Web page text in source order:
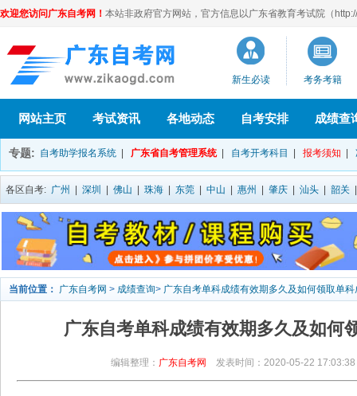
欢迎您访问广东自考网！ 本站非政府官方网站，官方信息以广东省教育考试院（
新生必读 考务考籍
网站主页 考试资讯 各地动态 自考安排 成绩查
专题: 自考助学报名系统 广东省自考管理系统 自考开考科目 报考须知
各区自考: 广州 深圳 佛山 珠海 东莞 中山 惠州 肇庆 汕头 韶关
当前位置： 广东自考网 > 成绩查询> 广东自考单科成绩有效期多久及如何领取单
广东自考单科成绩有效期多久及如何
编辑整理： 广东自考网 发表时间：2020-05-22 17:03:38